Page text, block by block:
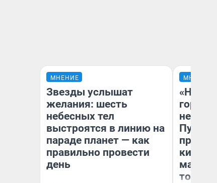
МНЕНИЕ
Звезды услышат
желания: шесть
небесных тел
выстроятся в линию на
параде планет — как
правильно провести
день
МНЕНИЕ
«Нет
того